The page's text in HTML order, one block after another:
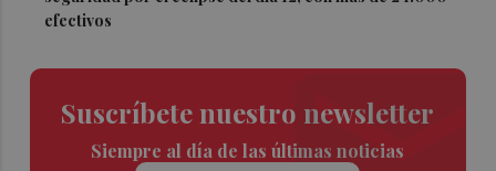
efectivos
Suscríbete nuestro newsletter
Siempre al día de las últimas noticias